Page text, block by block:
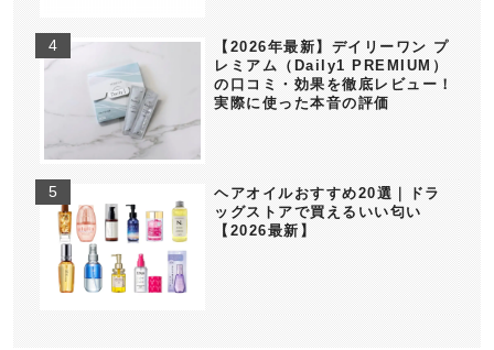
【2026年最新】デイリーワン プ
レミアム（Daily1 PREMIUM）
の口コミ・効果を徹底レビュー！
実際に使った本音の評価
ヘアオイルおすすめ20選｜ドラ
ッグストアで買えるいい匂い
【2026最新】